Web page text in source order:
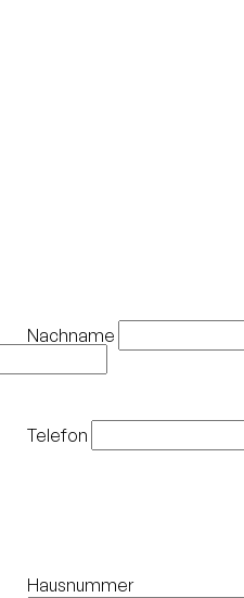
Nachname
Telefon
Hausnummer